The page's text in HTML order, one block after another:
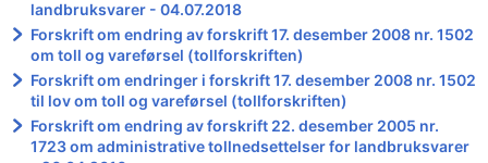
landbruksvarer - 04.07.2018
Forskrift om endring av forskrift 17. desember 2008 nr. 1502
om toll og vareførsel (tollforskriften)
Forskrift om endringer i forskrift 17. desember 2008 nr. 1502
til lov om toll og vareførsel (tollforskriften)
Forskrift om endring av forskrift 22. desember 2005 nr.
1723 om administrative tollnedsettelser for landbruksvarer